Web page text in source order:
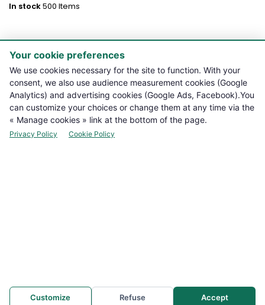
Your cookie preferences
We use cookies necessary for the site to function. With your
consent, we also use audience measurement cookies (Google
Analytics) and advertising cookies (Google Ads, Facebook).You
can customize your choices or change them at any time via the
« Manage cookies » link at the bottom of the page.
Privacy Policy Cookie Policy
Customize Refuse Accept
In stock500 Items
PRODUCTS
NOTRE BOUTIQUE 
LEGAL INFORMATION 
FLASH INFO
support : +212 694-665878 Promotion Offre spéciale : Fosto-
WhatsApp: +212 694-665878
© Copyright 2026 iStore36. All Rights Reserved.